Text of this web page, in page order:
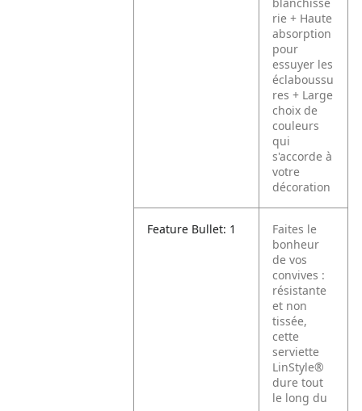
rie + Haute
absorption
pour
essuyer les
éclaboussu
res + Large
choix de
couleurs
qui
s'accorde à
votre
décoration
Feature Bullet: 1
Faites le
bonheur
de vos
convives :
résistante
et non
tissée,
cette
serviette
LinStyle®
dure tout
le long du